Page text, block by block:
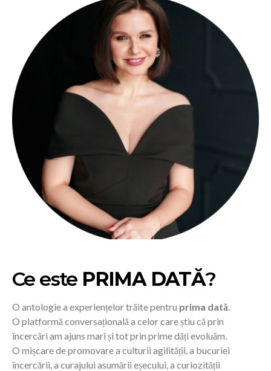
Ce este PRIMA DATĂ?
O antologie a experiențelor trăite pentru prima dată.
O platformă conversațională a celor care știu că prin
încercări am ajuns mari și tot prin prime dăți evoluăm.
O mișcare de promovare a culturii agilității, a bucuriei
încercării, a curajului asumării eșecului, a curiozității